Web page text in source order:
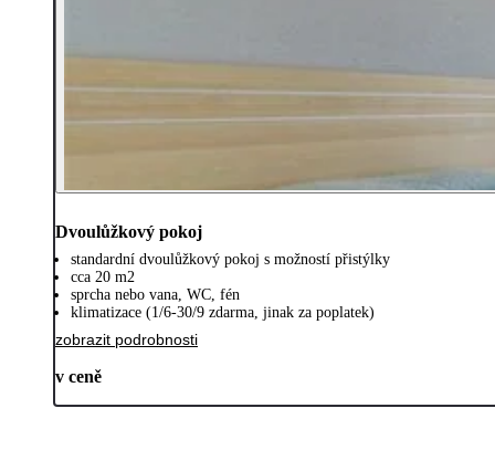
Dvoulůžkový pokoj
standardní dvoulůžkový pokoj s možností přistýlky
cca 20 m2
sprcha nebo vana, WC, fén
klimatizace (1/6-30/9 zdarma, jinak za poplatek)
zobrazit podrobnosti
v ceně